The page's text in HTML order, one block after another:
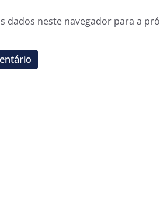
dados neste navegador para a